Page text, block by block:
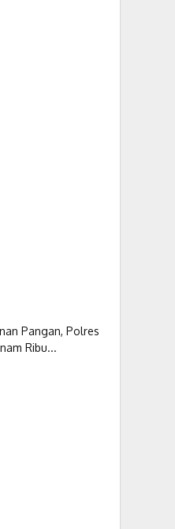
Pangan, Polres
Ribu...